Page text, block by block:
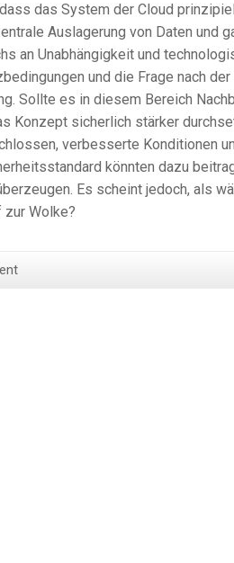
das System der Cloud
Auslagerung von Daten und
an Unabhängigkeit und
und die Frage nach
Sollte es in diesem Bereich
Konzept sicherlich stärker
verbesserte Konditionen
könnten dazu
Es scheint jedoch, als
Wolke?